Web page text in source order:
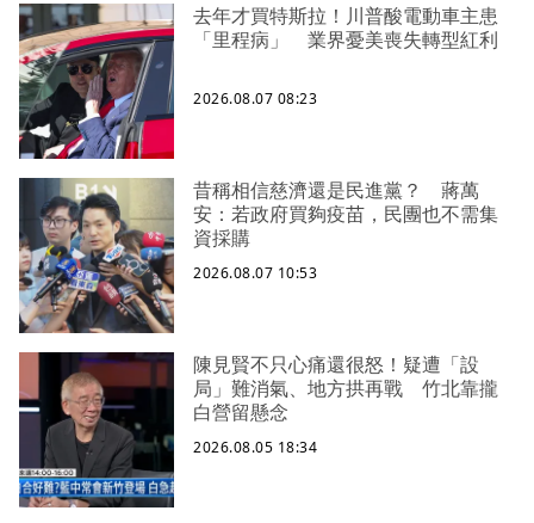
去年才買特斯拉！川普酸電動車主患
「里程病」 業界憂美喪失轉型紅利
2026.08.07 08:23
昔稱相信慈濟還是民進黨？ 蔣萬
安：若政府買夠疫苗，民團也不需集
資採購
2026.08.07 10:53
陳見賢不只心痛還很怒！疑遭「設
局」難消氣、地方拱再戰 竹北靠攏
白營留懸念
2026.08.05 18:34